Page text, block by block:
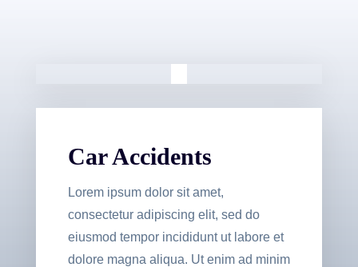
Car Accidents
Lorem ipsum dolor sit amet,
consectetur adipiscing elit, sed do
eiusmod tempor incididunt ut labore et
dolore magna aliqua. Ut enim ad minim